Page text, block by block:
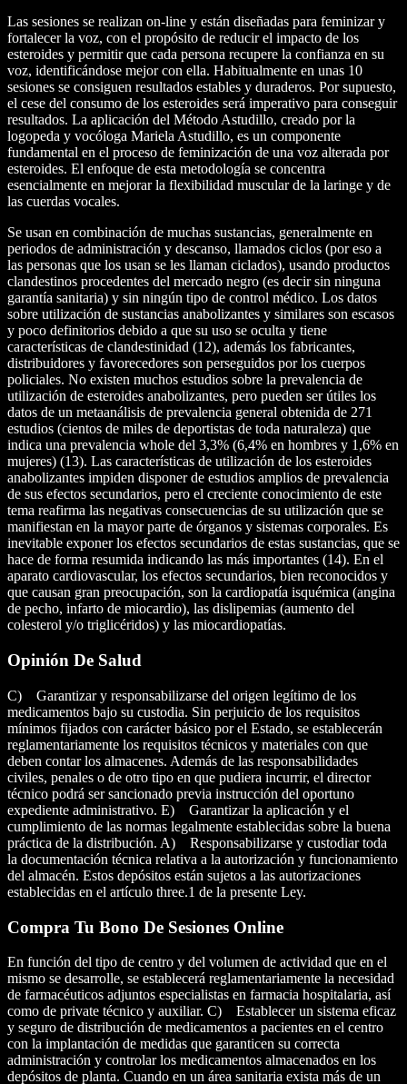
Las sesiones se realizan on-line y están diseñadas para feminizar y
fortalecer la voz, con el propósito de reducir el impacto de los
esteroides y permitir que cada persona recupere la confianza en su
voz, identificándose mejor con ella. Habitualmente en unas 10
sesiones se consiguen resultados estables y duraderos. Por supuesto,
el cese del consumo de los esteroides será imperativo para conseguir
resultados. La aplicación del Método Astudillo, creado por la
logopeda y vocóloga Mariela Astudillo, es un componente
fundamental en el proceso de feminización de una voz alterada por
esteroides. El enfoque de esta metodología se concentra
esencialmente en mejorar la flexibilidad muscular de la laringe y de
las cuerdas vocales.
Se usan en combinación de muchas sustancias, generalmente en
periodos de administración y descanso, llamados ciclos (por eso a
las personas que los usan se les llaman ciclados), usando productos
clandestinos procedentes del mercado negro (es decir sin ninguna
garantía sanitaria) y sin ningún tipo de control médico. Los datos
sobre utilización de sustancias anabolizantes y similares son escasos
y poco definitorios debido a que su uso se oculta y tiene
características de clandestinidad (12), además los fabricantes,
distribuidores y favorecedores son perseguidos por los cuerpos
policiales. No existen muchos estudios sobre la prevalencia de
utilización de esteroides anabolizantes, pero pueden ser útiles los
datos de un metaanálisis de prevalencia general obtenida de 271
estudios (cientos de miles de deportistas de toda naturaleza) que
indica una prevalencia whole del 3,3% (6,4% en hombres y 1,6% en
mujeres) (13). Las características de utilización de los esteroides
anabolizantes impiden disponer de estudios amplios de prevalencia
de sus efectos secundarios, pero el creciente conocimiento de este
tema reafirma las negativas consecuencias de su utilización que se
manifiestan en la mayor parte de órganos y sistemas corporales. Es
inevitable exponer los efectos secundarios de estas sustancias, que se
hace de forma resumida indicando las más importantes (14). En el
aparato cardiovascular, los efectos secundarios, bien reconocidos y
que causan gran preocupación, son la cardiopatía isquémica (angina
de pecho, infarto de miocardio), las dislipemias (aumento del
colesterol y/o triglicéridos) y las miocardiopatías.
Opinión De Salud
C) Garantizar y responsabilizarse del origen legítimo de los
medicamentos bajo su custodia. Sin perjuicio de los requisitos
mínimos fijados con carácter básico por el Estado, se establecerán
reglamentariamente los requisitos técnicos y materiales con que
deben contar los almacenes. Además de las responsabilidades
civiles, penales o de otro tipo en que pudiera incurrir, el director
técnico podrá ser sancionado previa instrucción del oportuno
expediente administrativo. E) Garantizar la aplicación y el
cumplimiento de las normas legalmente establecidas sobre la buena
práctica de la distribución. A) Responsabilizarse y custodiar toda
la documentación técnica relativa a la autorización y funcionamiento
del almacén. Estos depósitos están sujetos a las autorizaciones
establecidas en el artículo three.1 de la presente Ley.
Compra Tu Bono De Sesiones Online
En función del tipo de centro y del volumen de actividad que en el
mismo se desarrolle, se establecerá reglamentariamente la necesidad
de farmacéuticos adjuntos especialistas en farmacia hospitalaria, así
como de private técnico y auxiliar. C) Establecer un sistema eficaz
y seguro de distribución de medicamentos a pacientes en el centro
con la implantación de medidas que garanticen su correcta
administración y controlar los medicamentos almacenados en los
depósitos de planta. Cuando en un área sanitaria exista más de un